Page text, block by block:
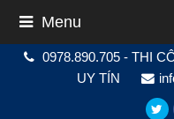
Menu
0978.890.705 - THI
UY TÍN